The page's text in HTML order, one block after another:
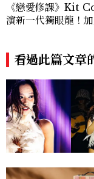
《戀愛修課》Kit
演新一代獨眼龍！
看過此篇文章